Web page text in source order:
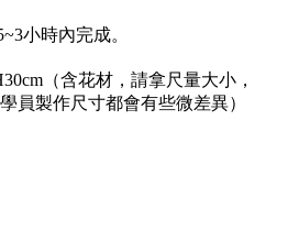
小時內完成。
（含花材，請拿尺量大小，
員製作尺寸都會有些微差異）